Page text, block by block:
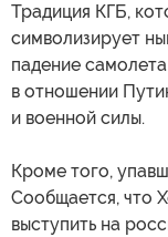
Традиция КГБ,
символизирует
падение
в отношении
и военной силы.
Кроме того,
Сообщается, что
выступить на